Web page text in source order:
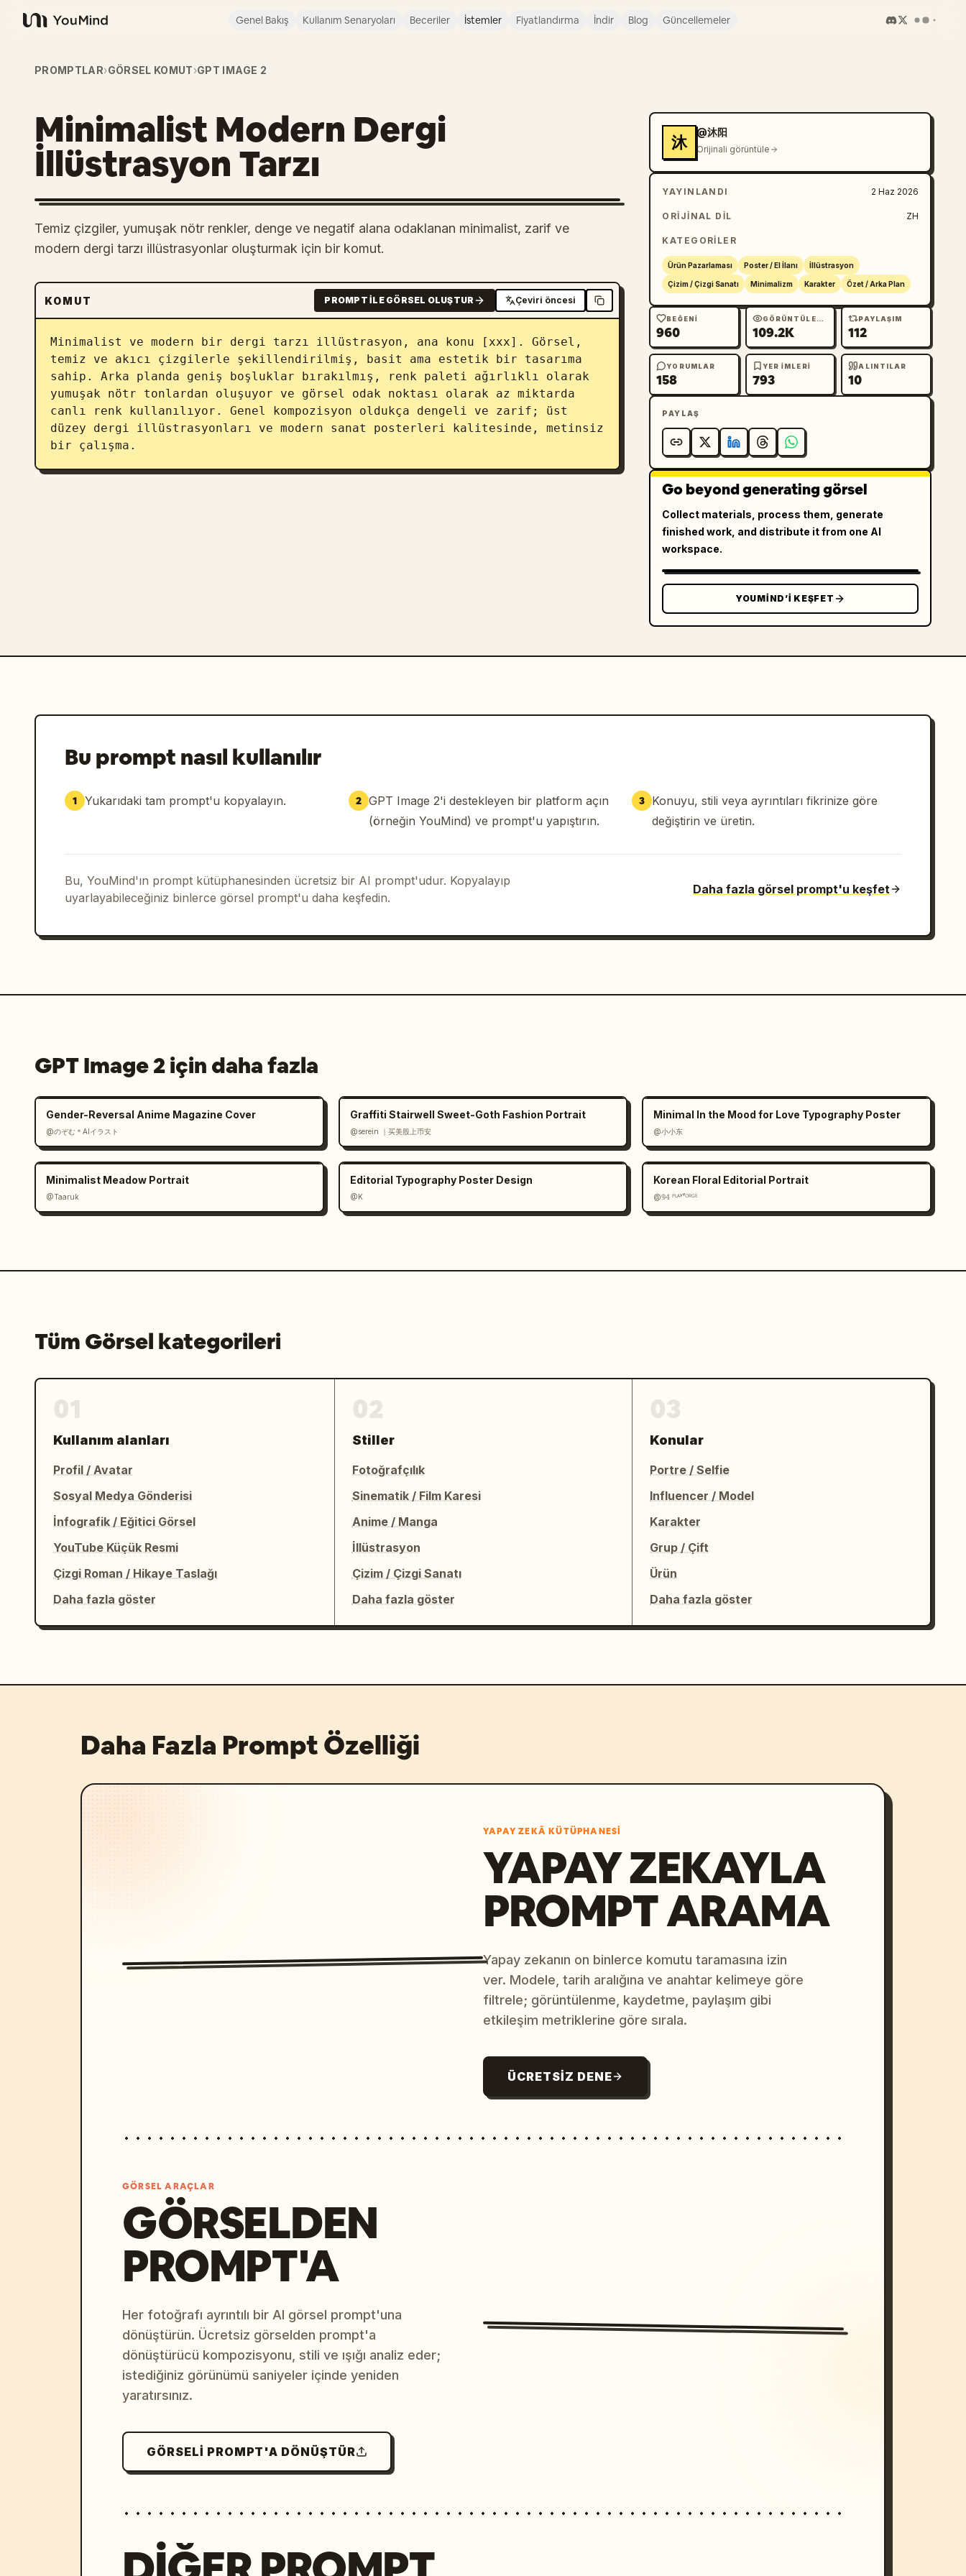
YouMind
Genel Bakış Kullanım Senaryoları Beceriler İstemler Fiyatlandırma İndir Blog Güncellemeler
PROMPTLAR›GÖRSEL KOMUT›GPT IMAGE 2
Minimalist Modern Dergi
İllüstrasyon Tarzı
Temiz çizgiler, yumuşak nötr renkler, denge ve negatif alana odaklanan minimalist, zarif ve
modern dergi tarzı illüstrasyonlar oluşturmak için bir komut.
KOMUT PROMPT ILE GÖRSEL OLUŞTUR Çeviri öncesi
Minimalist ve modern bir dergi tarzı illüstrasyon, ana konu [xxx]. Görsel,
temiz ve akıcı çizgilerle şekillendirilmiş, basit ama estetik bir tasarıma
sahip. Arka planda geniş boşluklar bırakılmış, renk paleti ağırlıklı olarak
yumuşak nötr tonlardan oluşuyor ve görsel odak noktası olarak az miktarda
canlı renk kullanılıyor. Genel kompozisyon oldukça dengeli ve zarif; üst
düzey dergi illüstrasyonları ve modern sanat posterleri kalitesinde, metinsiz
bir çalışma.
沐
@沐阳
Orijinali görüntüle
YAYINLANDI 2 Haz 2026
ORIJINAL DIL ZH
KATEGORILER
Ürün Pazarlaması Poster / El İlanı İllüstrasyon
Çizim / Çizgi Sanatı Minimalizm Karakter Özet / Arka Plan
BEĞENI
960
GÖRÜNTÜLEME
109.2K
PAYLAŞIM
112
YORUMLAR
158
YER IMLERI
793
ALINTILAR
10
PAYLAŞ
Go beyond generating görsel
Collect materials, process them, generate
finished work, and distribute it from one AI
workspace.
YOUMIND’I KEŞFET
Bu prompt nasıl kullanılır
1 Yukarıdaki tam prompt'u kopyalayın. 2 GPT Image 2'i destekleyen bir platform açın
(örneğin YouMind) ve prompt'u yapıştırın.
3
Konuyu, stili veya ayrıntıları fikrinize göre
değiştirin ve üretin.
Bu, YouMind'ın prompt kütüphanesinden ücretsiz bir AI prompt'udur. Kopyalayıp
uyarlayabileceğiniz binlerce görsel prompt'u daha keşfedin.
Daha fazla görsel prompt'u keşfet
GPT Image 2 için daha fazla
Gender-Reversal Anime Magazine Cover
@のぞむ＊AIイラスト
Graffiti Stairwell Sweet-Goth Fashion Portrait
@serein ｜买美股上币安
Minimal In the Mood for Love Typography Poster
@小小东
Minimalist Meadow Portrait
@Taaruk
Editorial Typography Poster Design
@K
Korean Floral Editorial Portrait
@𝟡𝟜 ᴾᴸᴬʸᶠᴼᴿᴳᴱ
Tüm Görsel kategorileri
Kullanım alanları
Profil / Avatar
Sosyal Medya Gönderisi
İnfografik / Eğitici Görsel
YouTube Küçük Resmi
Çizgi Roman / Hikaye Taslağı
Daha fazla göster
Stiller
Fotoğrafçılık
Sinematik / Film Karesi
Anime / Manga
İllüstrasyon
Çizim / Çizgi Sanatı
Daha fazla göster
Konular
Portre / Selfie
Influencer / Model
Karakter
Grup / Çift
Ürün
Daha fazla göster
Daha Fazla Prompt Özelliği
YAPAY ZEKÂ KÜTÜPHANESI
YAPAY ZEKAYLA
PROMPT ARAMA
Yapay zekanın on binlerce komutu taramasına izin
ver. Modele, tarih aralığına ve anahtar kelimeye göre
filtrele; görüntülenme, kaydetme, paylaşım gibi
etkileşim metriklerine göre sırala.
ÜCRETSIZ DENE
GÖRSEL ARAÇLAR
GÖRSELDEN
PROMPT'A
Her fotoğrafı ayrıntılı bir AI görsel prompt'una
dönüştürün. Ücretsiz görselden prompt'a
dönüştürücü kompozisyonu, stili ve ışığı analiz eder;
istediğiniz görünümü saniyeler içinde yeniden
yaratırsınız.
GÖRSELI PROMPT'A DÖNÜŞTÜR